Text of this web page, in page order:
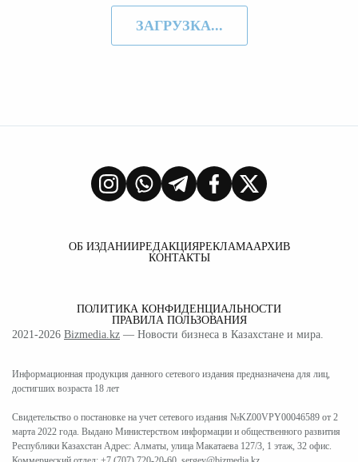
ЗАГРУЗКА...
ОБ ИЗДАНИИРЕДАКЦИЯРЕКЛАМААРХИВ
КОНТАКТЫ
ПОЛИТИКА КОНФИДЕНЦИАЛЬНОСТИ
ПРАВИЛА ПОЛЬЗОВАНИЯ
2021-2026 Bizmedia.kz — Новости бизнеса в Казахстане и мира.
Информационная продукция данного сетевого издания предназначена для лиц,
достигших возраста 18 лет
Свидетельство о постановке на учет сетевого издания №KZ00VPY00046589 от 2
марта 2022 года. Выдано Министерством информации и общественного развития
Республики Казахстан Адрес: Алматы, улица Макатаева 127/3, 1 этаж, 32 офис.